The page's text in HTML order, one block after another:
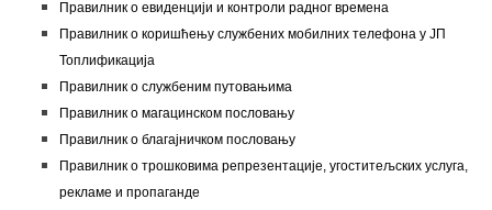
Правилник о евиденцији и контроли радног времена
Правилник о коришћењу службених мобилних телефона у ЈП
Топлификација
Правилник о службеним путовањима
Правилник о магацинском пословању
Правилник о благајничком пословању
Правилник о трошковима репрезентације, угоститељских услуга,
рекламе и пропаганде